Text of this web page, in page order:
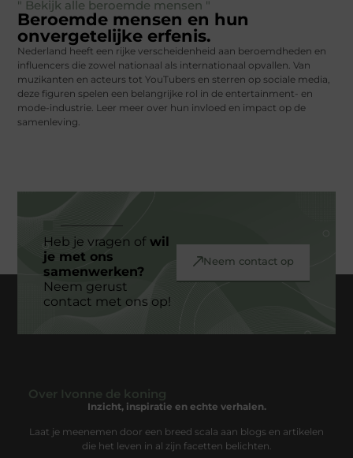
" Bekijk alle beroemde mensen "
Beroemde mensen en hun
onvergetelijke erfenis.
Nederland heeft een rijke verscheidenheid aan beroemdheden en
influencers die zowel nationaal als internationaal opvallen. Van
muzikanten en acteurs tot YouTubers en sterren op sociale media,
deze figuren spelen een belangrijke rol in de entertainment- en
mode-industrie. Leer meer over hun invloed en impact op de
samenleving.
Heb je vragen ofwil
je met ons
samenwerken?
Neem gerust
contact met ons op!
Neem contact op
Over Ivonne de koning
Inzicht, inspiratie en echte verhalen.
Laat je meenemen door een breed scala aan blogs en artikelen
die het leven in al zijn facetten belichten.